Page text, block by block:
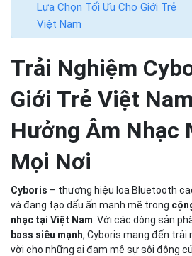
Lựa Chọn Tối Ưu Cho Giới Trẻ
Việt Nam
Trải Nghiệm
Giới Trẻ Việt
Hưởng Âm Nhạc
Mọi Nơi
Cyboris – thương hiệu loa Bluetooth
và đang tạo dấu ấn mạnh mẽ trong
nhạc tại Việt Nam . Với các dòng sản
bass siêu mạnh, Cyboris mang đến
vời cho những ai đam mê sự sôi động